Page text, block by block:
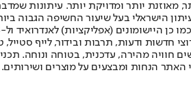
יותר ומדויקת יותר. עיתונות
פורסמה ב-30 ביולי 2007, וב-2010 הפך "ישראל היום" לעיתון
חדשות ודעות, תרבות ובידור, לייף
חוויה מהירה, עדכנית, בטוחה
הנחות ומבצעים על מוצרים